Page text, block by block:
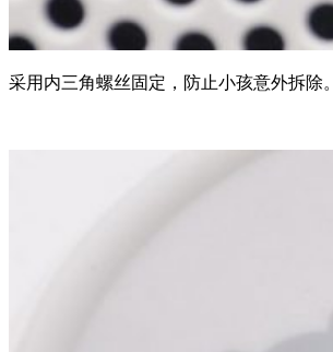
采用内三角螺丝固定，防止小孩意外拆除。